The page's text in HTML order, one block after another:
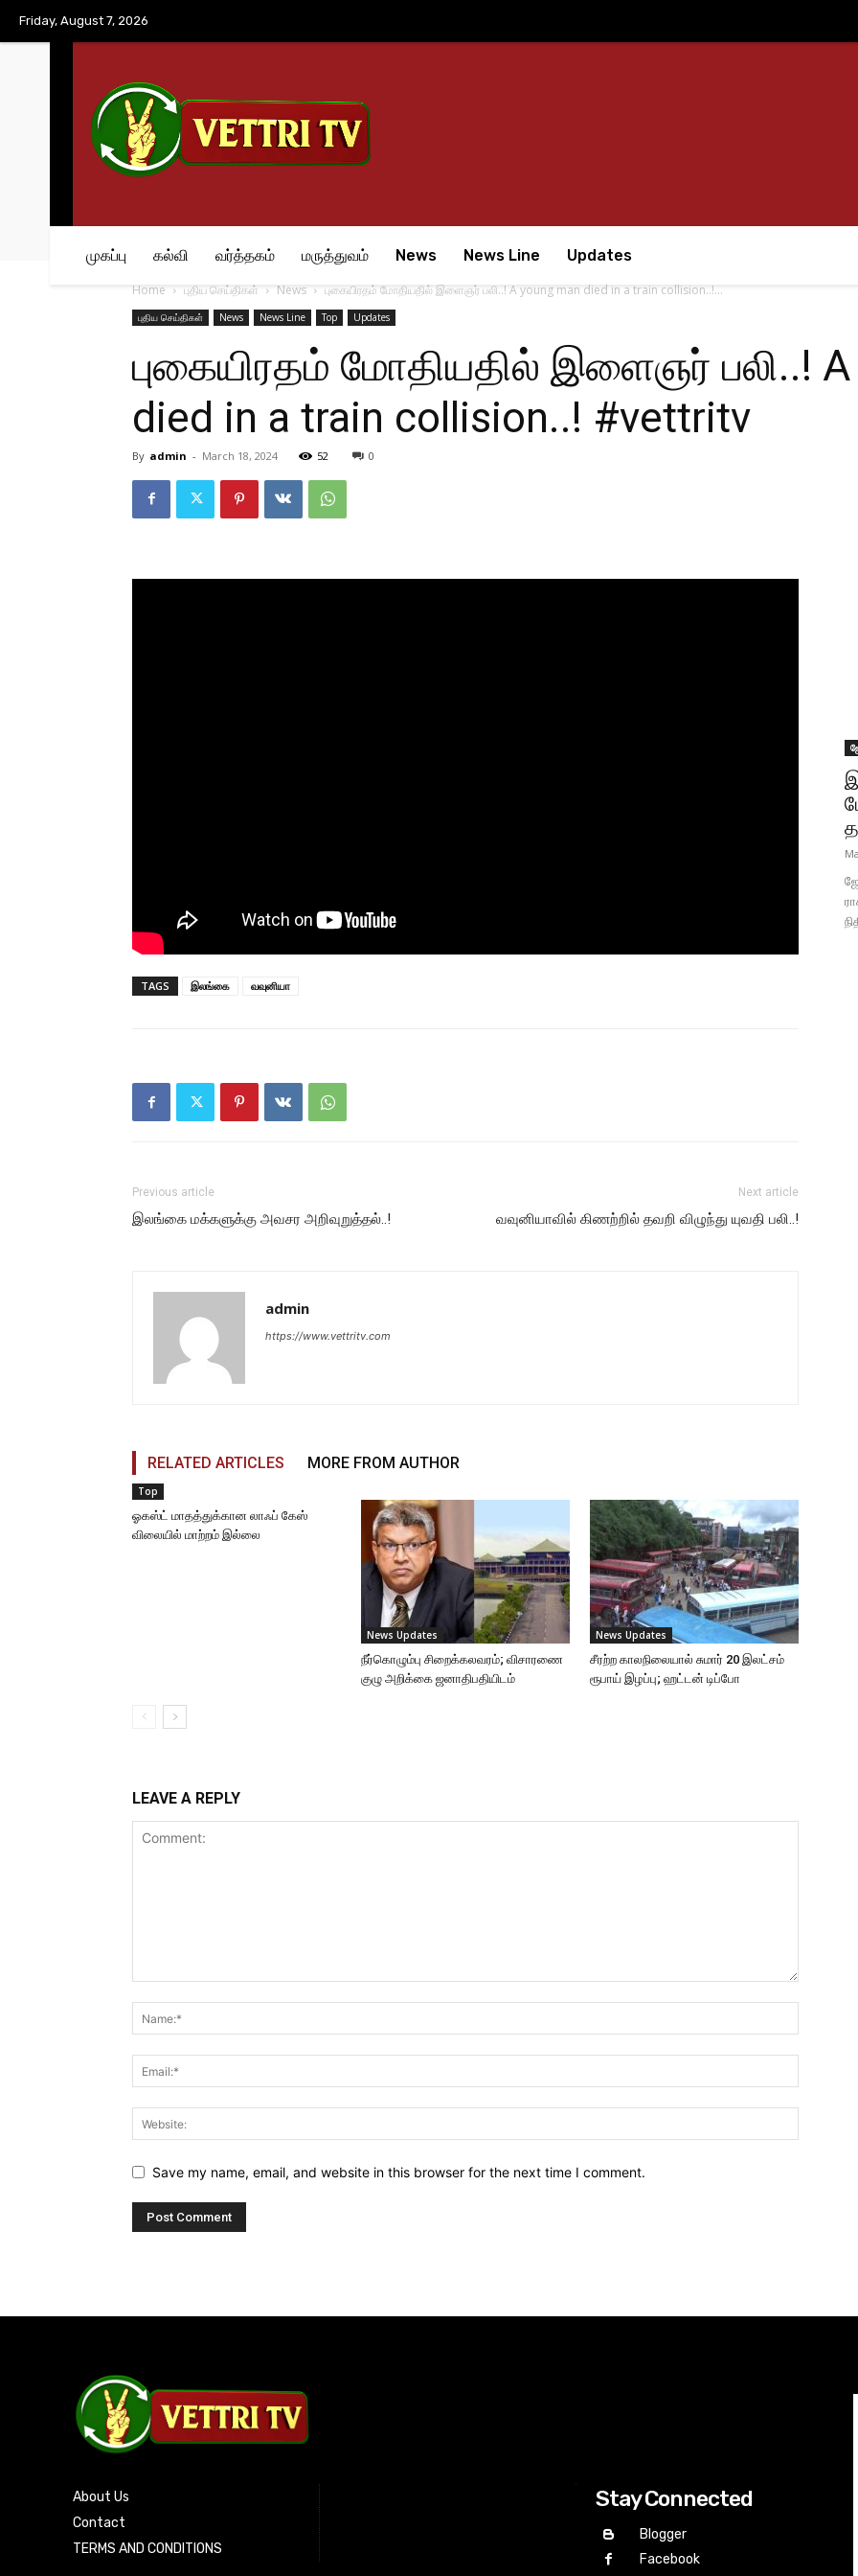
Friday, August 7, 2026
முகப்பு கல்வி வர்த்தகம் மருத்துவம் News News Line Updates
Home புதிய செய்திகள் News புகையிரதம் மோதியதில் இளைஞர் பலி..! A young man died in a train collision..!...
புதிய செய்திகள் News News Line Top Updates
புகையிரதம் மோதியதில் இளைஞர் பலி..! A
died in a train collision..! #vettritv
By admin - March 18, 2024 52 0
TAGS இலங்கை வவுனியா
Previous article
இலங்கை மக்களுக்கு அவசர அறிவுறுத்தல்..!
Next article
வவுனியாவில் கிணற்றில் தவறி விழுந்து யுவதி பலி..!
admin
https://www.vettritv.com
RELATED ARTICLES MORE FROM AUTHOR
Top
ஓகஸ்ட் மாதத்துக்கான லாஃப் கேஸ்
விலையில் மாற்றம் இல்லை
News Updates
நீர்கொழும்பு சிறைக்கலவரம்; விசாரணை
குழு அறிக்கை ஜனாதிபதியிடம்
News Updates
சீரற்ற காலநிலையால் சுமார் 20 இலட்சம்
ரூபாய் இழப்பு; ஹட்டன் டிப்போ
LEAVE A REPLY
Save my name, email, and website in this browser for the next time I comment.
About Us
Contact
TERMS AND CONDITIONS
Stay Connected
Blogger
Facebook